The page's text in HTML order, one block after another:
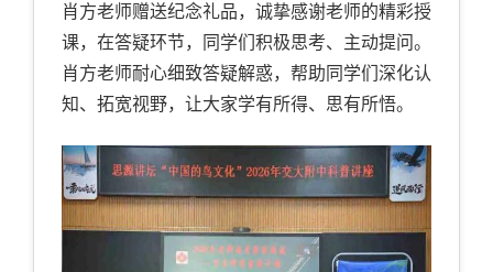
肖方老师赠送纪念礼品，诚挚感谢老师的精彩授
课，在答疑环节，同学们积极思考、主动提问。
肖方老师耐心细致答疑解惑，帮助同学们深化认
知、拓宽视野，让大家学有所得、思有所悟。